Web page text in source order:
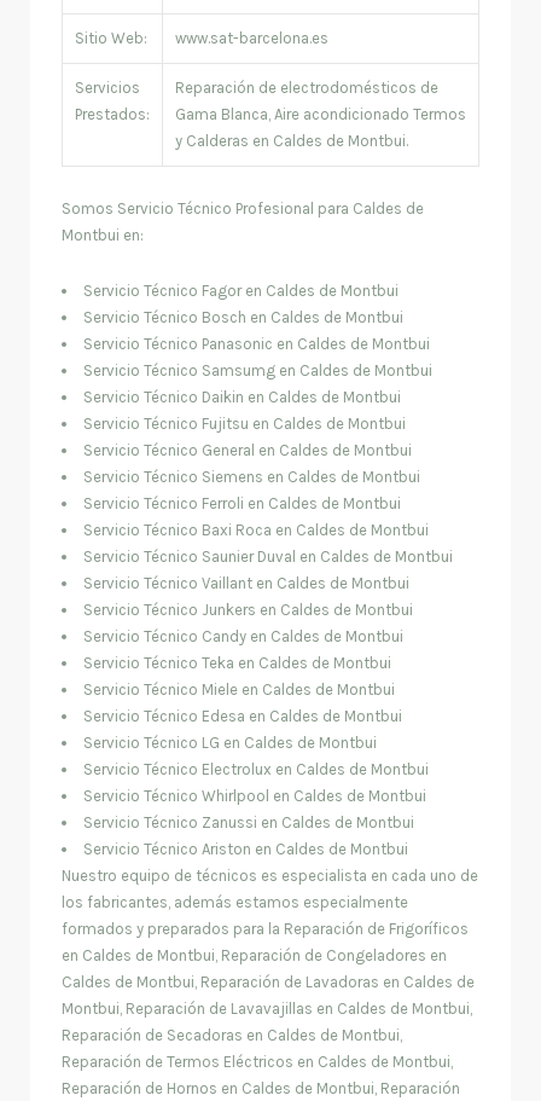
Sitio Web: www.sat-barcelona.es
Servicios
Prestados:
Reparación de electrodomésticos de
Gama Blanca, Aire acondicionado Termos
y Calderas en Caldes de Montbui.
Somos Servicio Técnico Profesional para Caldes de
Montbui en:
Servicio Técnico Fagor en Caldes de Montbui
Servicio Técnico Bosch en Caldes de Montbui
Servicio Técnico Panasonic en Caldes de Montbui
Servicio Técnico Samsumg en Caldes de Montbui
Servicio Técnico Daikin en Caldes de Montbui
Servicio Técnico Fujitsu en Caldes de Montbui
Servicio Técnico General en Caldes de Montbui
Servicio Técnico Siemens en Caldes de Montbui
Servicio Técnico Ferroli en Caldes de Montbui
Servicio Técnico Baxi Roca en Caldes de Montbui
Servicio Técnico Saunier Duval en Caldes de Montbui
Servicio Técnico Vaillant en Caldes de Montbui
Servicio Técnico Junkers en Caldes de Montbui
Servicio Técnico Candy en Caldes de Montbui
Servicio Técnico Teka en Caldes de Montbui
Servicio Técnico Miele en Caldes de Montbui
Servicio Técnico Edesa en Caldes de Montbui
Servicio Técnico LG en Caldes de Montbui
Servicio Técnico Electrolux en Caldes de Montbui
Servicio Técnico Whirlpool en Caldes de Montbui
Servicio Técnico Zanussi en Caldes de Montbui
Servicio Técnico Ariston en Caldes de Montbui
Nuestro equipo de técnicos es especialista en cada uno de
los fabricantes, además estamos especialmente
formados y preparados para la Reparación de Frigoríficos
en Caldes de Montbui, Reparación de Congeladores en
Caldes de Montbui, Reparación de Lavadoras en Caldes de
Montbui, Reparación de Lavavajillas en Caldes de Montbui,
Reparación de Secadoras en Caldes de Montbui,
Reparación de Termos Eléctricos en Caldes de Montbui,
Reparación de Hornos en Caldes de Montbui, Reparación